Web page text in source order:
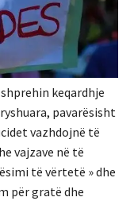
keqardhje
pavarësisht
vazhdojnë të
vajzave në të
të vërtetë » dhe
për gratë dhe